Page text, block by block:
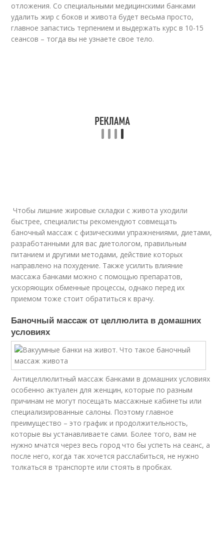
отложения. Со специальными медицинскими банками
удалить жир с боков и живота будет весьма просто,
главное запастись терпением и выдержать курс в 10-15
сеансов – тогда вы не узнаете свое тело.
Чтобы лишние жировые складки с живота уходили
быстрее, специалисты рекомендуют совмещать
баночный массаж с физическими упражнениями, диетами,
разработанными для вас диетологом, правильным
питанием и другими методами, действие которых
направлено на похудение. Также усилить влияние
массажа банками можно с помощью препаратов,
ускоряющих обменные процессы, однако перед их
приемом тоже стоит обратиться к врачу.
Баночный массаж от целлюлита в домашних
условиях
Антицеллюлитный массаж банками в домашних условиях
особенно актуален для женщин, которые по разным
причинам не могут посещать массажные кабинеты или
специализированные салоны. Поэтому главное
преимущество – это график и продолжительность,
которые вы устанавливаете сами. Более того, вам не
нужно мчатся через весь город что бы успеть на сеанс, а
после него, когда так хочется расслабиться, не нужно
толкаться в транспорте или стоять в пробках.